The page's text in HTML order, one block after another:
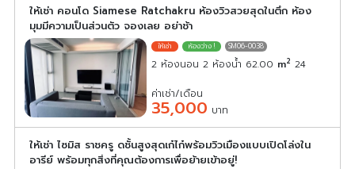
ให้เช่า คอนโด Siamese Ratchakru ห้องวิวสวยสุดในตึก ห้อง
มุมมีความเป็นส่วนตัว จองเลย อย่าช้า
SM06-0038
2 ห้องนอน 2 ห้องน้ำ 62.00 m2 24
ค่าเช่า/เดือน
35,000 บาท
ให้เช่า ไซมิส ราชครู ดชั้นสูงสุดเก๋ไก๋พร้อมวิวเมืองแบบเปิดโล่งใน
อารีย์ พร้อมทุกสิ่งที่คุณต้องการเพื่อย้ายเข้าอยู่!